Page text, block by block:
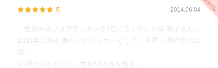
5 2014.06.04
世界一周ブログランキング1位にランクした窪 咲子さん。
2011年に初心者バックパッカーとして、世界一周の旅に出
発。
1年8ヶ月をかけて、世界50カ国を巡る。